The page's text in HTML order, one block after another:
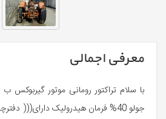
معرفی اجمالی
با سلام تراکتور رومانی موتور گیربوکس
جولو 40% فرمان هیدرولیک